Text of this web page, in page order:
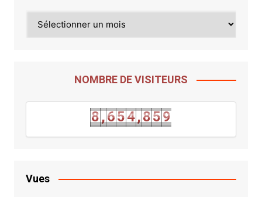
NOMBRE DE VISITEURS
8
8
,
,
6
6
5
5
4
4
,
,
8
8
5
59
8
Vues